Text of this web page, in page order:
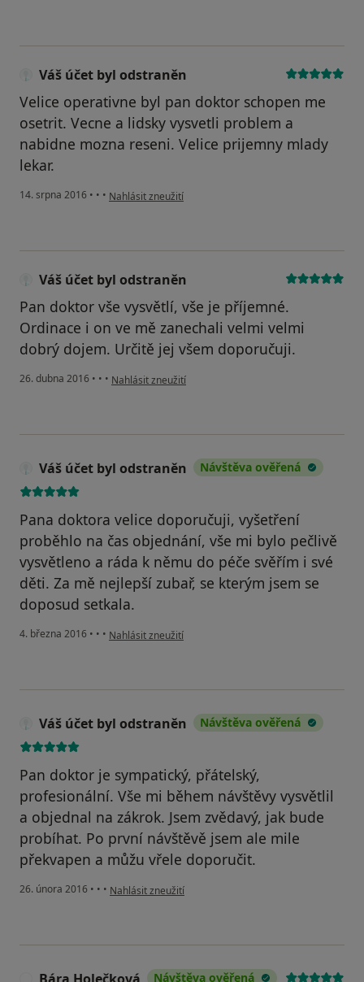
Váš účet byl odstraněn
Velice operativne byl pan doktor schopen me
osetrit. Vecne a lidsky vysvetli problem a
nabidne mozna reseni. Velice prijemny mlady
lekar.
14. srpna 2016 • • • podle názoru uživatele Váš účet byl odstraněn
Nahlásit zneužití
Váš účet byl odstraněn
Pan doktor vše vysvětlí, vše je příjemné.
Ordinace i on ve mě zanechali velmi velmi
dobrý dojem. Určitě jej všem doporučuji.
26. dubna 2016 • • • podle názoru uživatele Váš účet byl odstraněn
Nahlásit zneužití
Váš účet byl odstraněn Návštěva ověřená
Pana doktora velice doporučuji, vyšetření
proběhlo na čas objednání, vše mi bylo pečlivě
vysvětleno a ráda k němu do péče svěřím i své
děti. Za mě nejlepší zubař, se kterým jsem se
doposud setkala.
4. března 2016 • • • podle názoru uživatele Váš účet byl odstraněn
Nahlásit zneužití
Váš účet byl odstraněn Návštěva ověřená
Pan doktor je sympatický, přátelský,
profesionální. Vše mi během návštěvy vysvětlil
a objednal na zákrok. Jsem zvědavý, jak bude
probíhat. Po první návštěvě jsem ale mile
překvapen a můžu vřele doporučit.
26. února 2016 • • • podle názoru uživatele Váš účet byl odstraněn
Nahlásit zneužití
Návštěva ověřená